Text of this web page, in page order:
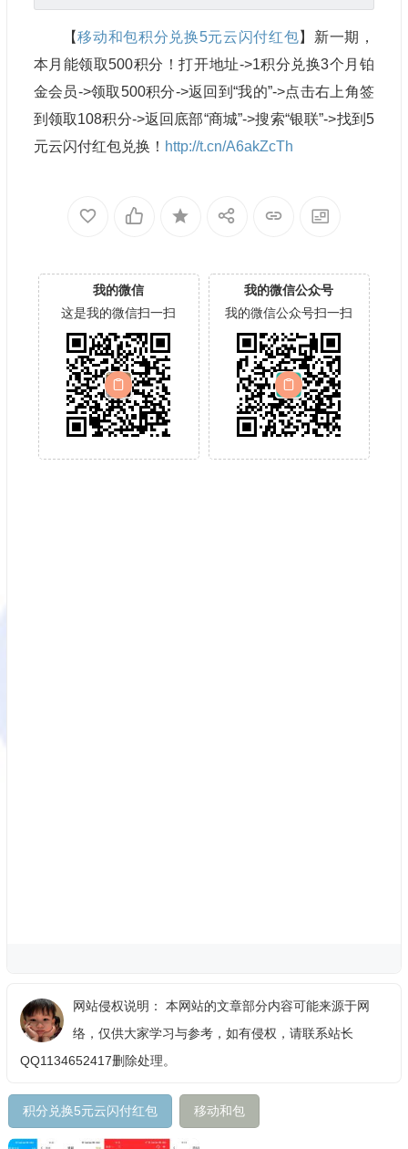
【移动和包积分兑换5元云闪付红包】新一期，
本月能领取500积分！打开地址->1积分兑换3个月铂
金会员->领取500积分->返回到“我的”->点击右上角签
到领取108积分->返回底部“商城”->搜索“银联”->找到5
元云闪付红包兑换！ http://t.cn/A6akZcTh
我的微信
这是我的微信扫一扫
我的微信公众号
我的微信公众号扫一扫
网站侵权说明： 本网站的文章部分内容可能来源于网
络，仅供大家学习与参考，如有侵权，请联系站长
QQ1134652417删除处理。
积分兑换5元云闪付红包 移动和包